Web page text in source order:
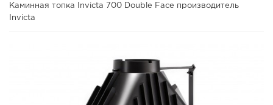
Каминная топка Invicta 700 Double Face производитель
Invicta